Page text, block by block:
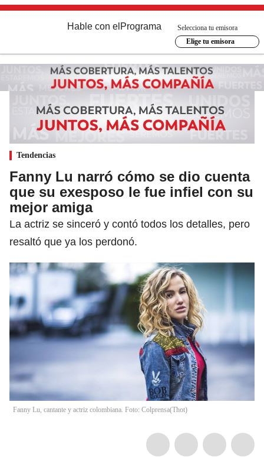
Hable con el Programa
Selecciona tu emisora
Elige tu emisora
Tendencias
Fanny Lu narró cómo se dio cuenta
que su exesposo le fue infiel con su
mejor amiga
La actriz se sinceró y contó todos los detalles, pero
resaltó que ya los perdonó.
Fanny Lu, cantante y actriz colombiana. Foto: Colprensa(Thot)